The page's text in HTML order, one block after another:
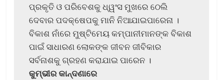
ପ୍ରକୃତି ଓ ପରିବେଶକୁ ଧ୍ୱଂସ ମୁଖରେ ଠେଲି
ଦେବାର ପଦକ୍ଷେପକୁ ମାନି ନିଆଯାଇପାରେନା ।
ବିକାଶ ନାଁରେ ମୁଷ୍ଟିମେୟ କମ୍ପାନୀମାନଙ୍କ ବିକାଶ
ପାଇଁ ସାଧାରଣ ଲୋକଙ୍କ ଜୀବନ ଜୀବିକାର
ସର୍ବନାଶକୁ ଗ୍ରହଣ କରାଯାଇ ପାରେନ ।
କୁମ୍ଭୀର କାନ୍ଦଣାରେ